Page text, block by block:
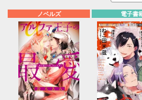
ノベルズ 電子書